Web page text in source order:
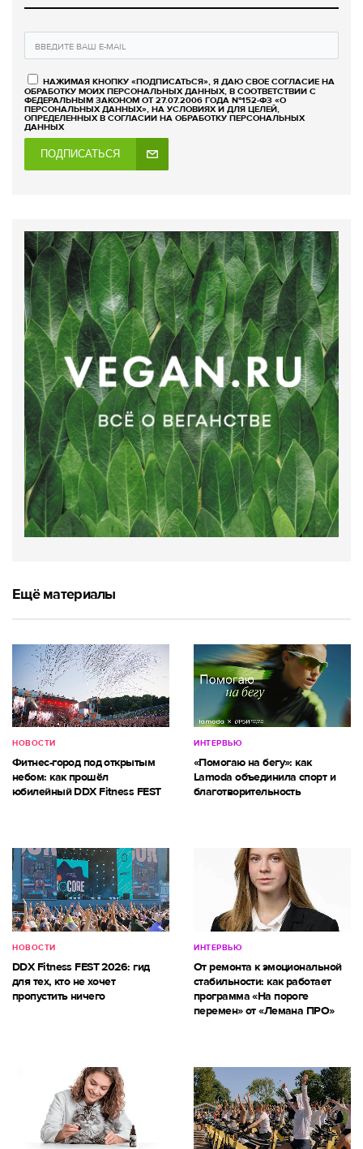
НАЖИМАЯ КНОПКУ «ПОДПИСАТЬСЯ», Я ДАЮ СВОЕ СОГЛАСИЕ НА
ОБРАБОТКУ МОИХ ПЕРСОНАЛЬНЫХ ДАННЫХ, В СООТВЕТСТВИИ С
ФЕДЕРАЛЬНЫМ ЗАКОНОМ ОТ 27.07.2006 ГОДА №152-ФЗ «О
ПЕРСОНАЛЬНЫХ ДАННЫХ», НА УСЛОВИЯХ И ДЛЯ ЦЕЛЕЙ,
ОПРЕДЕЛЕННЫХ В СОГЛАСИИ НА ОБРАБОТКУ ПЕРСОНАЛЬНЫХ
ДАННЫХ
ПОДПИСАТЬСЯ
Ещё материалы
НОВОСТИ
Фитнес-город под открытым
небом: как прошёл
юбилейный DDX Fitness FEST
ИНТЕРВЬЮ
«Помогаю на бегу»: как
Lamoda объединила спорт и
благотворительность
НОВОСТИ
DDX Fitness FEST 2026: гид
для тех, кто не хочет
пропустить ничего
ИНТЕРВЬЮ
От ремонта к эмоциональной
стабильности: как работает
программа «На пороге
перемен» от «Лемана ПРО»